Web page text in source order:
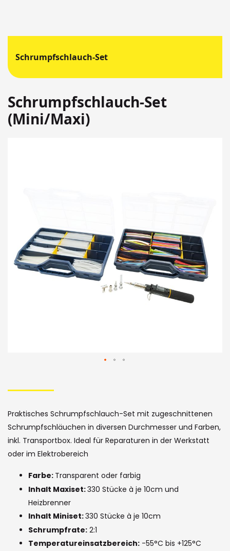
Schrumpfschlauch-Set
Schrumpfschlauch-Set
(Mini/Maxi)
Bildergalerie
to
the
beginning
of
the
images
gallery
Praktisches Schrumpfschlauch-Set mit zugeschnittenen
Schrumpfschläuchen in diversen Durchmesser und Farben,
inkl. Transportbox. Ideal für Reparaturen in der Werkstatt
oder im Elektrobereich
Farbe: Transparent oder farbig
Inhalt Maxiset:330 Stücke à je 10cm und
Heizbrenner
Inhalt Miniset:330 Stücke à je 10cm
Schrumpfrate: 2:1
Temperatureinsatzbereich: -55°C bis +125°C